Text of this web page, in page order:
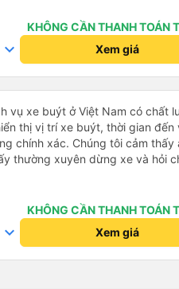
về đến Tng kịp 20h, để khách
thoáng đãng.
KHÔNG CẦN THANH TOÁN
keyboard_arrow_down Xem giá
vụ xe buýt ở Việt Nam có chất
thị vị trí xe buýt, thời gian đến
chính xác. Chúng tôi cảm thấy
thường xuyên dừng xe và hỏi
tôi rất hài lòng. Chúng tôi
KHÔNG CẦN THANH TOÁN
keyboard_arrow_down Xem giá